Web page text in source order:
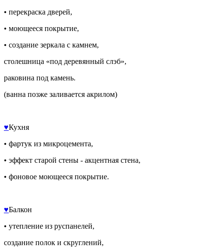
• перекраска дверей,
• моющееся покрытие,
• создание зеркала с камнем,
столешница «под деревянный слэб»,
раковина под камень.
(ванна позже заливается акрилом)
♥️Кухня
• фартук из микроцемента,
• эффект старой стены - акцентная стена,
• фоновое моющееся покрытие.
♥️Балкон
• утепление из руспанелей,
создание полок и скруглений,